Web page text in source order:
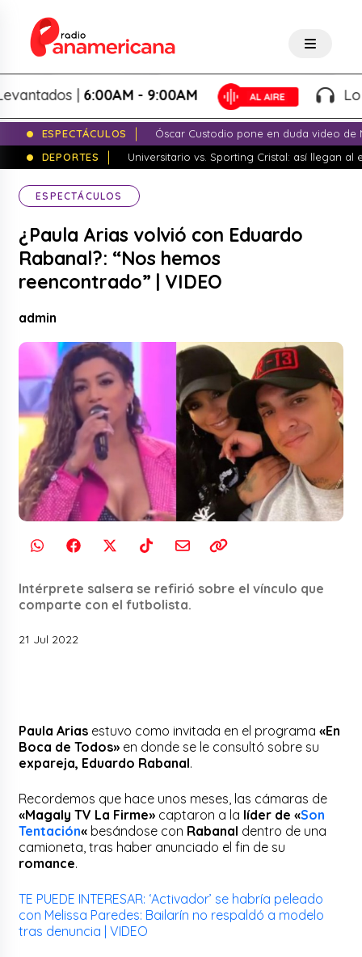
|6:00AM - 9:00AM Lo
ESPECTÁCULOS
Óscar Custodio pone en duda video de
DEPORTES
Universitario vs. Sporting Cristal: así llegan al
ESPECTÁCULOS
¿Paula Arias volvió con Eduardo
Rabanal?: “Nos hemos
reencontrado” | VIDEO
admin
Intérprete salsera se refirió sobre el vínculo que
comparte con el futbolista.
21 Jul 2022
Paula Arias estuvo como invitada en el programa«En
Boca de Todos» en donde se le consultó sobre su
expareja, Eduardo Rabanal.
Recordemos que hace unos meses, las cámaras de
«Magaly TV La Firme» captaron a la líder de «Son
Tentación« besándose con Rabanal dentro de una
camioneta, tras haber anunciado el fin de su
romance.
TE PUEDE INTERESAR: ‘Activador’ se habría peleado
con Melissa Paredes: Bailarín no respaldó a modelo
tras denuncia | VIDEO